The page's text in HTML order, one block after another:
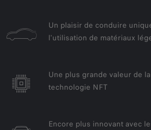
Un plaisir de conduire
l'utilisation de matériaux
Une plus grande valeur de
technologie NFT
Encore plus innovant avec